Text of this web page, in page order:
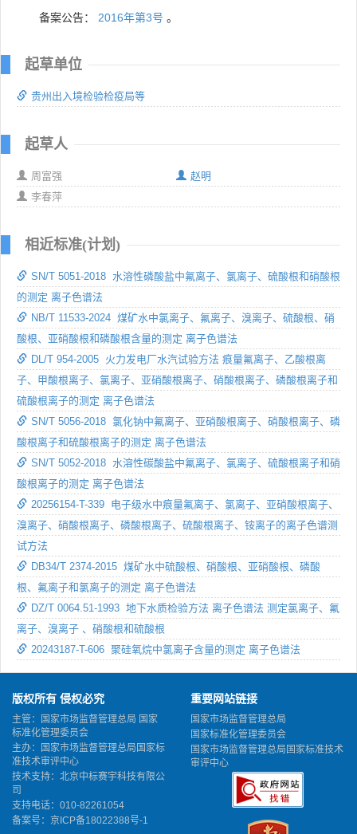
备案公告： 2016年第3号 。
起草单位
贵州出入境检验检疫局等
起草人
周富强
赵明
李春萍
相近标准(计划)
SN/T 5051-2018 水溶性磷酸盐中氟离子、氯离子、硫酸根和硝酸根
的测定 离子色谱法
NB/T 11533-2024 煤矿水中氯离子、氟离子、溴离子、硫酸根、硝
酸根、亚硝酸根和磷酸根含量的测定 离子色谱法
DL/T 954-2005 火力发电厂水汽试验方法 痕量氟离子、乙酸根离
子、甲酸根离子、氯离子、亚硝酸根离子、硝酸根离子、磷酸根离子和
硫酸根离子的测定 离子色谱法
SN/T 5056-2018 氯化钠中氟离子、亚硝酸根离子、硝酸根离子、磷
酸根离子和硫酸根离子的测定 离子色谱法
SN/T 5052-2018 水溶性碳酸盐中氟离子、氯离子、硫酸根离子和硝
酸根离子的测定 离子色谱法
20256154-T-339 电子级水中痕量氟离子、氯离子、亚硝酸根离子、
溴离子、硝酸根离子、磷酸根离子、硫酸根离子、铵离子的离子色谱测
试方法
DB34/T 2374-2015 煤矿水中硫酸根、硝酸根、亚硝酸根、磷酸
根、氟离子和氯离子的测定 离子色谱法
DZ/T 0064.51-1993 地下水质检验方法 离子色谱法 测定氯离子、氟
离子、溴离子 、硝酸根和硫酸根
20243187-T-606 聚硅氧烷中氯离子含量的测定 离子色谱法
版权所有 侵权必究
主管：国家市场监督管理总局 国家
标准化管理委员会
主办：国家市场监督管理总局国家标
准技术审评中心
技术支持：北京中标赛宇科技有限公
司
支持电话：010-82261054
备案号： 京ICP备18022388号-1
重要网站链接
国家市场监督管理总局
国家标准化管理委员会
国家市场监督管理总局国家标准技术
审评中心